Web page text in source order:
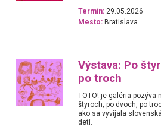
Termín: 29.05.2026
Mesto: Bratislava
Výstava: Po
po troch
TOTO! je galéria pozýva
štyroch, po dvoch, po
ako sa vyvíjala
deti.